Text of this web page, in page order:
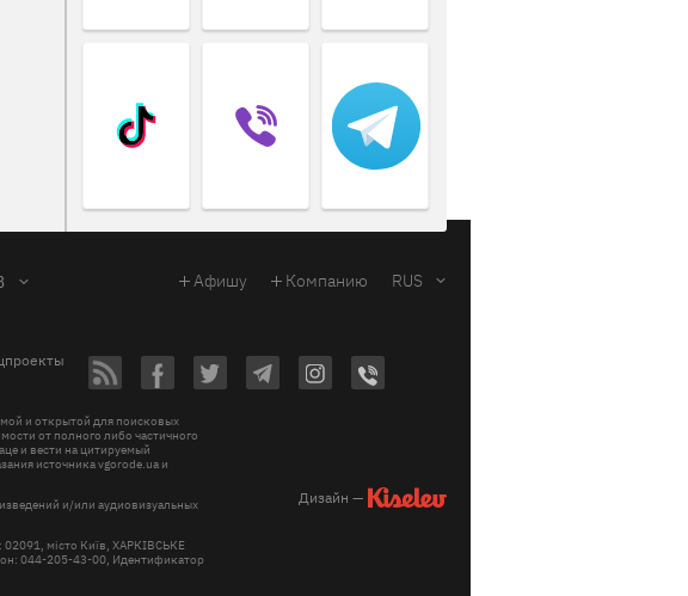
Афишу Компанию RUS
и открытой для поисковых
от полного либо частичного
и вести на цитируемый
источника vgorode.ua и
и/или аудиовизуальных
02091, місто Київ, ХАРКІВСЬКЕ
044-205-43-00, Идентификатор
Дизайн —